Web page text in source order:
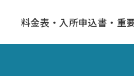
料金表・入所申込書・重